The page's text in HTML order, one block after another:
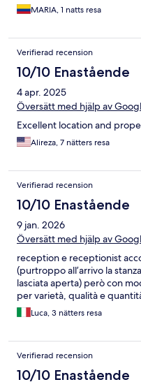
MARIA, 1 natts resa
Verifierad recension
10/10 Enastående
4 apr. 2025
Översätt med hjälp av
Excellent location and
Alireza, 7 nätters resa
Verifierad recension
10/10 Enastående
9 jan. 2026
Översätt med hjälp av
reception e receptionist
(purtroppo all’arrivo la
lasciata aperta) però con
per varietà, qualità e
Luca, 3 nätters resa
Verifierad recension
10/10 Enastående